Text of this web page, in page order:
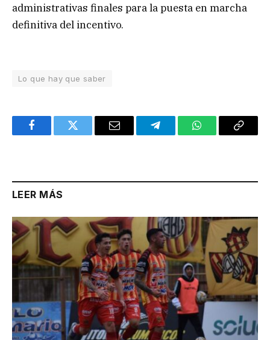
administrativas finales para la puesta en marcha
definitiva del incentivo.
Lo que hay que saber
FacebookTwitter Email TelegramWhatsAppCopy
LEER MÁS